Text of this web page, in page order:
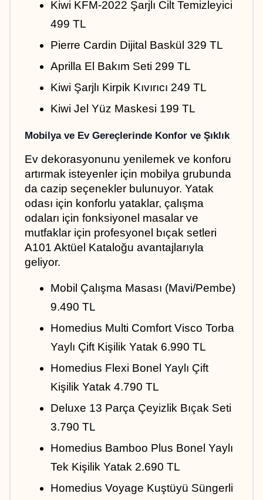
Kiwi KFM-2022 Şarjlı Cilt Temizleyici
499 TL
Pierre Cardin Dijital Baskül 329 TL
Aprilla El Bakım Seti 299 TL
Kiwi Şarjlı Kirpik Kıvırıcı 249 TL
Kiwi Jel Yüz Maskesi 199 TL
Mobilya ve Ev Gereçlerinde Konfor ve Şıklık
Ev dekorasyonunu yenilemek ve konforu
artırmak isteyenler için mobilya grubunda
da cazip seçenekler bulunuyor. Yatak
odası için konforlu yataklar, çalışma
odaları için fonksiyonel masalar ve
mutfaklar için profesyonel bıçak setleri
A101 Aktüel Kataloğu avantajlarıyla
geliyor.
Mobil Çalışma Masası (Mavi/Pembe)
9.490 TL
Homedius Multi Comfort Visco Torba
Yaylı Çift Kişilik Yatak 6.990 TL
Homedius Flexi Bonel Yaylı Çift
Kişilik Yatak 4.790 TL
Deluxe 13 Parça Çeyizlik Bıçak Seti
3.790 TL
Homedius Bamboo Plus Bonel Yaylı
Tek Kişilik Yatak 2.690 TL
Homedius Voyage Kuştüyü Süngerli